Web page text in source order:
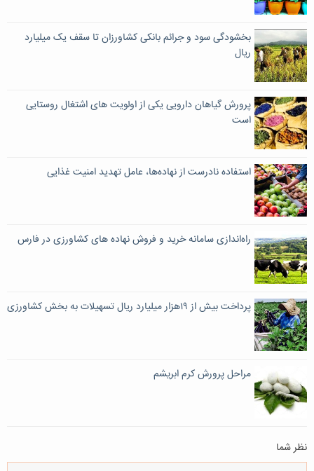
بخشودگی سود و جرائم بانکی کشاورزان تا سقف یک میلیارد
ریال
پرورش گیاهان دارویی یکی از اولویت های اشتغال روستایی
است
استفاده نادرست از نهاده‌ها، عامل تهدید امنیت غذایی
راه‌اندازی سامانه خرید و فروش نهاد‌‌‌‌‌‌‌ه های کشاورزی در فارس
پرداخت بیش از ۱۹هزار میلیارد ریال تسهیلات به بخش کشاورزی
مراحل پرورش کرم ابريشم
نظر شما